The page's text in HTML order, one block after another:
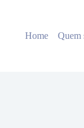
Home Quem